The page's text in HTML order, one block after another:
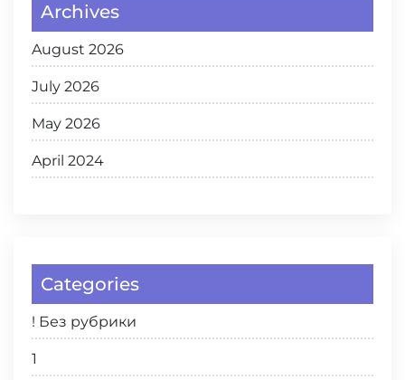
Archives
August 2026
July 2026
May 2026
April 2024
Categories
! Без рубрики
1